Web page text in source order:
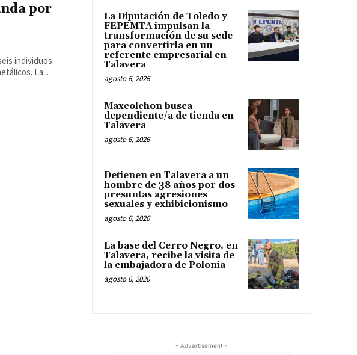
por
individuos
La...
La Diputación de Toledo y
FEPEMTA impulsan la
transformación de su sede
para convertirla en un
referente empresarial en
Talavera
agosto 6, 2026
Maxcolchon busca
dependiente/a de tienda en
Talavera
agosto 6, 2026
Detienen en Talavera a un
hombre de 38 años por dos
presuntas agresiones
sexuales y exhibicionismo
agosto 6, 2026
La base del Cerro Negro, en
Talavera, recibe la visita de
la embajadora de Polonia
agosto 6, 2026
- Advertisement -